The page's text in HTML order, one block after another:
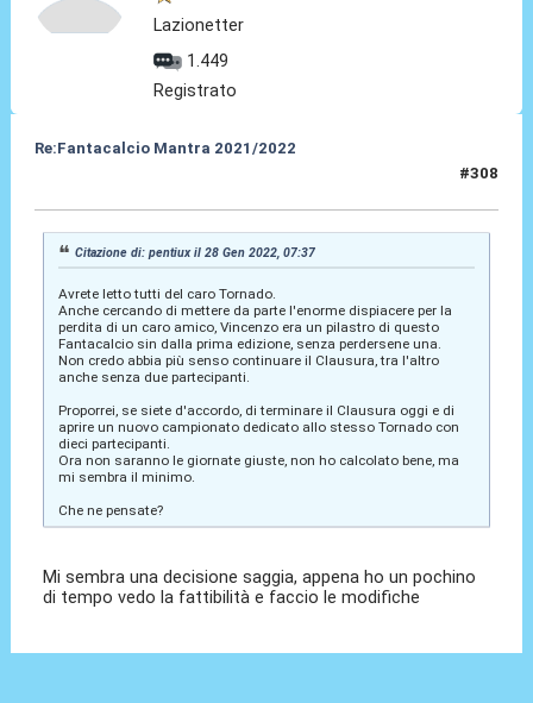
Lazionetter
1.449
Registrato
Re:Fantacalcio Mantra 2021/2022
#308
Citazione di: pentiux il 28 Gen 2022, 07:37
Avrete letto tutti del caro Tornado.
Anche cercando di mettere da parte l'enorme dispiacere per la
perdita di un caro amico, Vincenzo era un pilastro di questo
Fantacalcio sin dalla prima edizione, senza perdersene una.
Non credo abbia più senso continuare il Clausura, tra l'altro
anche senza due partecipanti.
Proporrei, se siete d'accordo, di terminare il Clausura oggi e di
aprire un nuovo campionato dedicato allo stesso Tornado con
dieci partecipanti.
Ora non saranno le giornate giuste, non ho calcolato bene, ma
mi sembra il minimo.
Che ne pensate?
Mi sembra una decisione saggia, appena ho un pochino
di tempo vedo la fattibilità e faccio le modifiche